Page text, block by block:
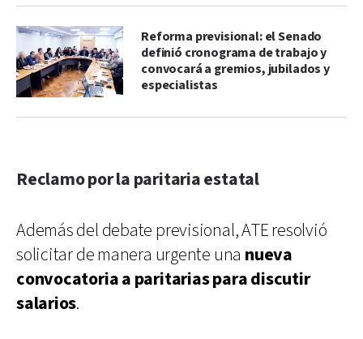
Reforma previsional: el Senado
definió cronograma de trabajo y
convocará a gremios, jubilados y
especialistas
Reclamo por la paritaria estatal
Además del debate previsional, ATE resolvió
solicitar de manera urgente una nueva
convocatoria a paritarias para discutir
salarios.